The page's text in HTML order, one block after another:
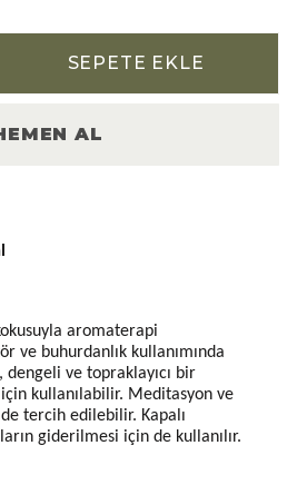
SEPETE EKLE
AL
aromaterapi
ve buhurdanlık kullanımında
dengeli ve topraklayıcı bir
kullanılabilir. Meditasyon ve
tercih edilebilir. Kapalı
giderilmesi için de kullanılır.